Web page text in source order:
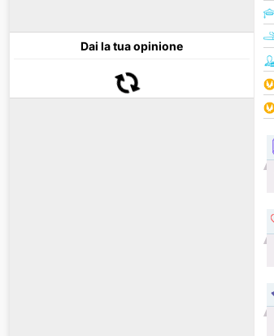
Dai la tua opinione